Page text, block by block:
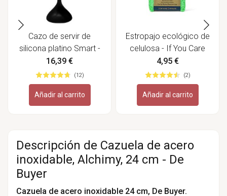
Cazo de servir de
silicona platino Smart -
Lurch
16,39 €
(12)
Añadir al carrito
Estropajo ecológico de
celulosa - If You Care
4,95 €
(2)
Añadir al carrito
Descripción de Cazuela de acero
inoxidable, Alchimy, 24 cm - De
Buyer
Cazuela de acero inoxidable 24 cm, De Buyer.